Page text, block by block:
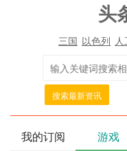
头
三国 以色列
搜索最新资讯
我的订阅 游戏